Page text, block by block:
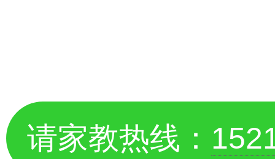
请家教热线：